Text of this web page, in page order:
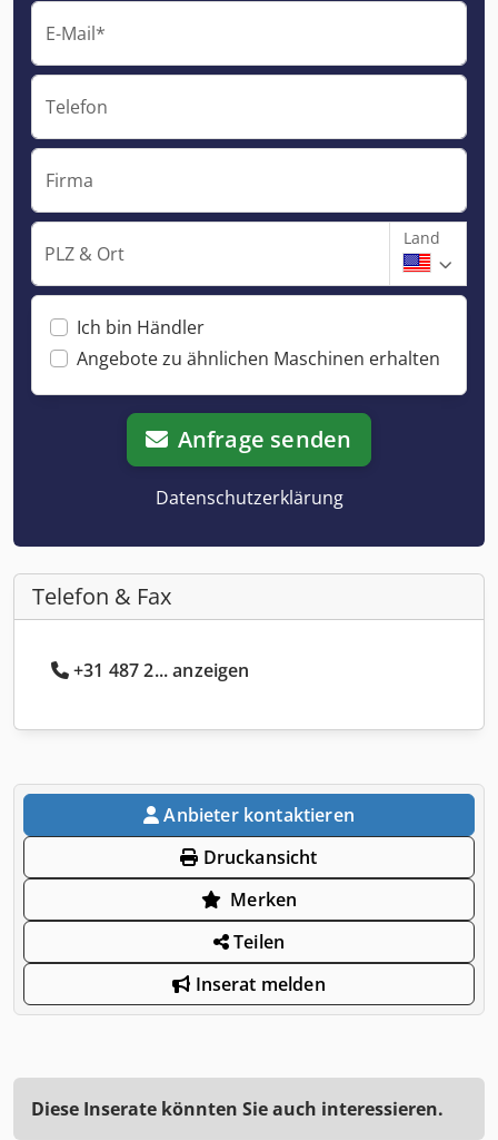
E-Mail*
Telefon
Firma
PLZ & Ort
Land
Ich bin Händler
Angebote zu ähnlichen Maschinen erhalten
Anfrage senden
Datenschutzerklärung
Telefon & Fax
+31 487 2... anzeigen
Anbieter kontaktieren
Druckansicht
Merken
Teilen
Inserat melden
Diese Inserate könnten Sie auch interessieren.